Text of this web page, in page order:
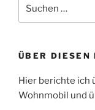
nach:
ÜBER DIESEN
Hier berichte ich
Wohnmobil und